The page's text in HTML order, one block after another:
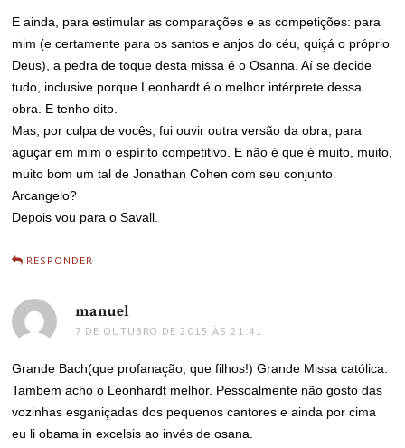
E ainda, para estimular as comparações e as competições: para
mim (e certamente para os santos e anjos do céu, quiçá o próprio
Deus), a pedra de toque desta missa é o Osanna. Aí se decide
tudo, inclusive porque Leonhardt é o melhor intérprete dessa
obra. E tenho dito.
Mas, por culpa de vocês, fui ouvir outra versão da obra, para
aguçar em mim o espírito competitivo. E não é que é muito, muito,
muito bom um tal de Jonathan Cohen com seu conjunto
Arcangelo?
Depois vou para o Savall.
RESPONDER
manuel
7 DE OUTUBRO DE 2015 ÀS 21:41
Grande Bach(que profanação, que filhos!) Grande Missa católica.
Tambem acho o Leonhardt melhor. Pessoalmente não gosto das
vozinhas esganiçadas dos pequenos cantores e ainda por cima
eu li obama in excelsis ao invés de osana.